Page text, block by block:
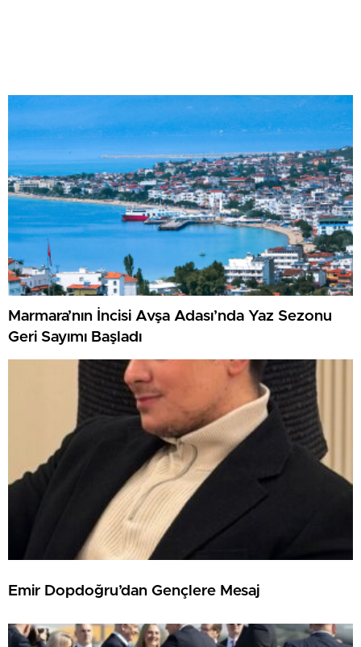
Marmara’nın İncisi Avşa Adası’nda Yaz Sezonu
Geri Sayımı Başladı
Emir Dopdoğru’dan Gençlere Mesaj